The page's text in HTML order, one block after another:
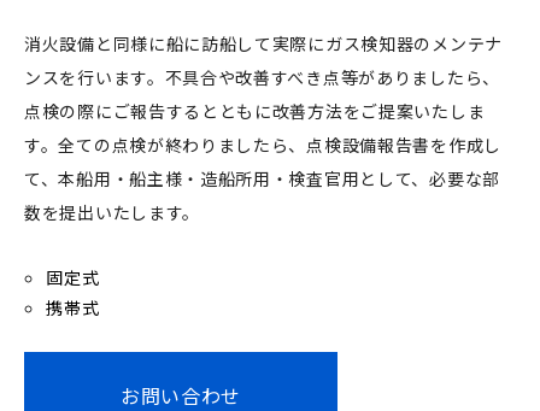
消火設備と同様に船に訪船して実際にガス検知器のメンテナ
ンスを行います。不具合や改善すべき点等がありましたら、
点検の際にご報告するとともに改善方法をご提案いたしま
す。全ての点検が終わりましたら、点検設備報告書を作成し
て、本船用・船主様・造船所用・検査官用として、必要な部
数を提出いたします。
固定式
携帯式
お問い合わせ